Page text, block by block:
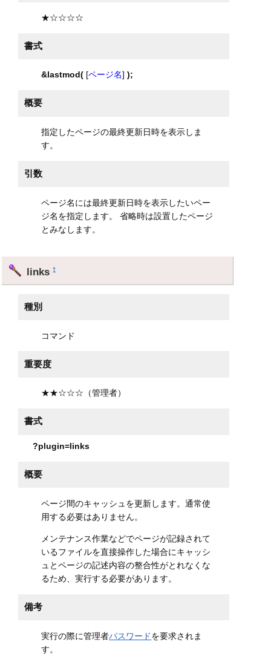
★☆☆☆☆
書式
&lastmod( [ページ名]);
概要
指定したページの最終更新日時を表示しま
す。
引数
ページ名には最終更新日時を表示したいペー
ジ名を指定します。 省略時は設置したページ
とみなします。
links†
種別
コマンド
重要度
★★☆☆☆（管理者）
書式
?plugin=links
概要
ページ間のキャッシュを更新します。通常使
用する必要はありません。
メンテナンス作業などでページが記録されて
いるファイルを直接操作した場合にキャッシ
ュとページの記述内容の整合性がとれなくな
るため、実行する必要があります。
備考
実行の際に管理者パスワードを要求されま
す。